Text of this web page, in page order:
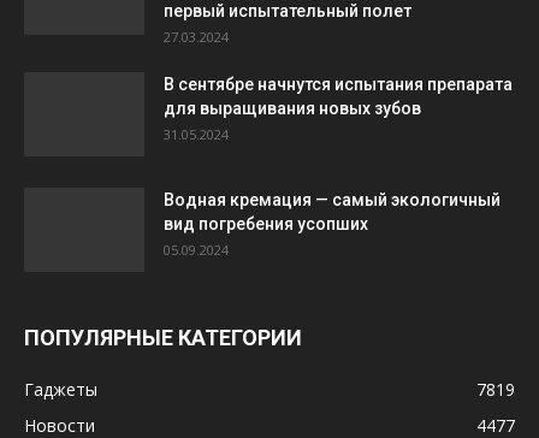
первый испытательный полет
27.03.2024
В сентябре начнутся испытания препарата
для выращивания новых зубов
31.05.2024
Водная кремация — самый экологичный
вид погребения усопших
05.09.2024
ПОПУЛЯРНЫЕ КАТЕГОРИИ
Гаджеты
7819
Новости
4477